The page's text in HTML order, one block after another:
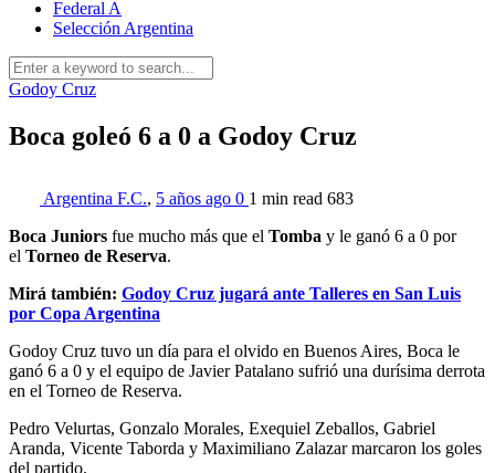
Federal A
Selección Argentina
Godoy Cruz
Boca goleó 6 a 0 a Godoy Cruz
Argentina F.C., 5 años ago 0 1 min read 683
Boca Juniors fue mucho más que el Tomba y le ganó 6 a 0 por
el Torneo de Reserva.
Mirá también: Godoy Cruz jugará ante Talleres en San Luis
por Copa Argentina
Godoy Cruz tuvo un día para el olvido en Buenos Aires, Boca le
ganó 6 a 0 y el equipo de Javier Patalano sufrió una durísima derrota
en el Torneo de Reserva.
Pedro Velurtas, Gonzalo Morales, Exequiel Zeballos, Gabriel
Aranda, Vicente Taborda y Maximiliano Zalazar marcaron los goles
del partido.